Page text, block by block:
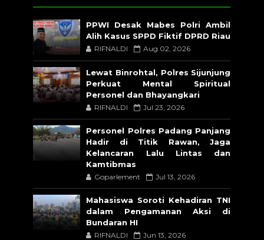
PPWI Desak Mabes Polri Ambil
Alih Kasus SPPD Fiktif DPRD Riau
RIFNALDI Aug 02, 2026
Lewat Binrohtal, Polres Sijunjung
Perkuat Mental Spiritual
Personel dan Bhayangkari
RIFNALDI Jul 23, 2026
Personel Polres Padang Panjang
Hadir di Titik Rawan, Jaga
Kelancaran Lalu Lintas dan
Kamtibmas
Goparlement Jul 13, 2026
Mahasiswa Soroti Kehadiran TNI
dalam Pengamanan Aksi di
Bundaran HI
RIFNALDI Jun 13, 2026